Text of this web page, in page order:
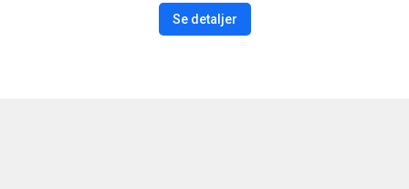
Se detaljer